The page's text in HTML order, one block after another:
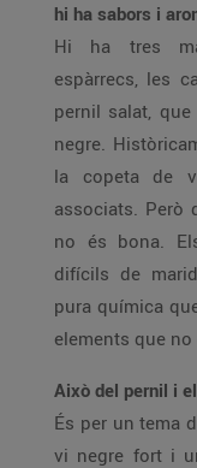
hi ha sabors i
Hi ha tres
espàrrecs, les
pernil salat,
negre.
la copeta de
associats. Però
no és bona.
difícils de
pura química
elements que
Això del pernil i
És per un tema
vi negre fort i